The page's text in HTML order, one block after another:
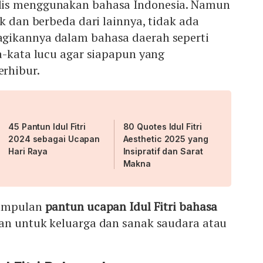
menggunakan bahasa Indonesia. Namun
dan berbeda dari lainnya, tidak ada
dalam bahasa daerah seperti
kata lucu agar siapapun yang
45 Pantun Idul Fitri
2024 sebagai Ucapan
Hari Raya
80 Quotes Idul Fitri
Aesthetic 2025 yang
Insipratif dan Sarat
Makna
pantun ucapan Idul Fitri bahasa
untuk keluarga dan sanak saudara atau